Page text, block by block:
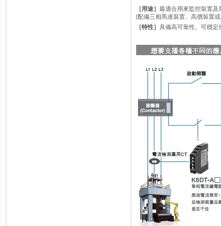
［用途］ 最適合用來監控裝置及
(配備三相馬達裝置、高價裝置
［特性］ 具備高可靠性。可穩定